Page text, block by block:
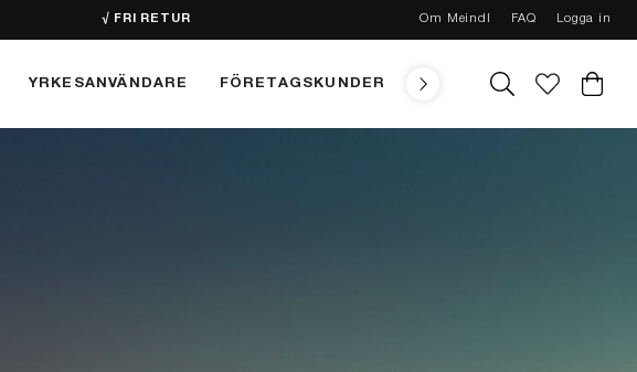
√ FRI RETUR Om Meindl FAQ Logga in
YRKESANVÄNDARE FÖRETAGSKUNDER TEKNIK MEINDL